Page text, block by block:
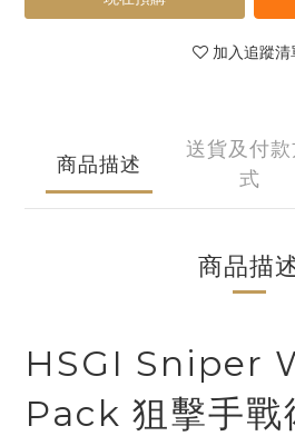
加入追蹤清
商品描述
送貨及付
式
商品描
HSGI Sniper
Pack 狙擊手戰